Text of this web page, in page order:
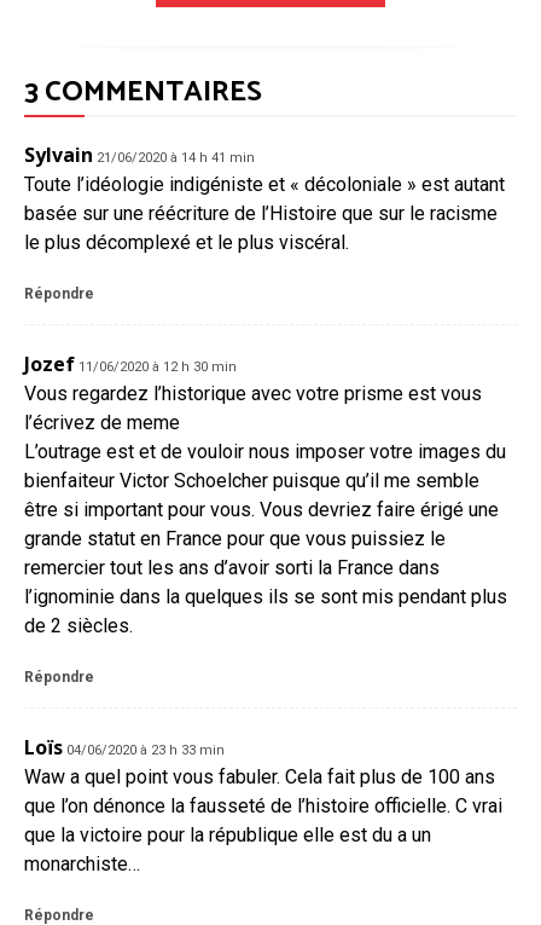
3 COMMENTAIRES
Sylvain 21/06/2020 à 14 h 41 min
Toute l’idéologie indigéniste et « décoloniale » est autant
basée sur une réécriture de l’Histoire que sur le racisme
le plus décomplexé et le plus viscéral.
Répondre
Jozef 11/06/2020 à 12 h 30 min
Vous regardez l’historique avec votre prisme est vous
l’écrivez de meme
L’outrage est et de vouloir nous imposer votre images du
bienfaiteur Victor Schoelcher puisque qu’il me semble
être si important pour vous. Vous devriez faire érigé une
grande statut en France pour que vous puissiez le
remercier tout les ans d’avoir sorti la France dans
l’ignominie dans la quelques ils se sont mis pendant plus
de 2 siècles.
Répondre
Loïs 04/06/2020 à 23 h 33 min
Waw a quel point vous fabuler. Cela fait plus de 100 ans
que l’on dénonce la fausseté de l’histoire officielle. C vrai
que la victoire pour la république elle est du a un
monarchiste…
Répondre